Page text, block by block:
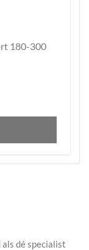
180-300
dé specialist